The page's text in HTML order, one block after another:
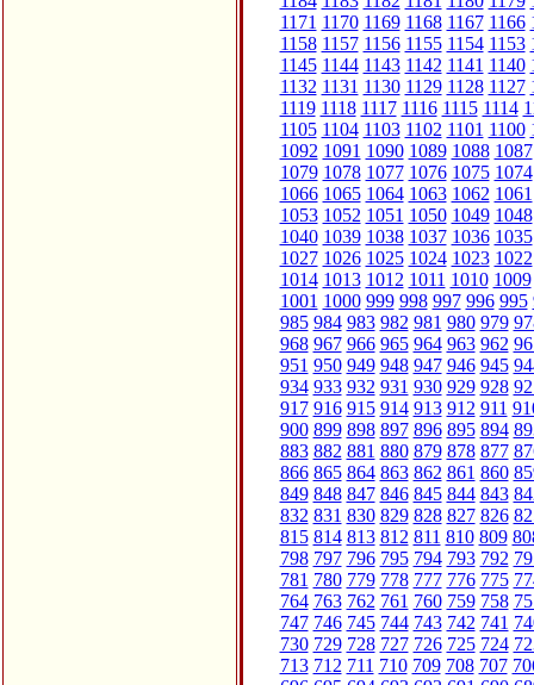
1171 1170 1169 1168 1167 1166
1158 1157 1156 1155 1154 1153
1145 1144 1143 1142 1141 1140
1132 1131 1130 1129 1128 1127
1119 1118 1117 1116 1115 1114
1105 1104 1103 1102 1101 1100
1092 1091 1090 1089 1088 1087
1079 1078 1077 1076 1075 1074
1066 1065 1064 1063 1062 1061
1053 1052 1051 1050 1049 1048
1040 1039 1038 1037 1036 1035
1027 1026 1025 1024 1023 1022
1014 1013 1012 1011 1010 1009
1001 1000 999 998 997 996 995
985 984 983 982 981 980 979
968 967 966 965 964 963 962
951 950 949 948 947 946 945
934 933 932 931 930 929 928
917 916 915 914 913 912 911
900 899 898 897 896 895 894
883 882 881 880 879 878 877
866 865 864 863 862 861 860
849 848 847 846 845 844 843
832 831 830 829 828 827 826
815 814 813 812 811 810 809
798 797 796 795 794 793 792
781 780 779 778 777 776 775
764 763 762 761 760 759 758
747 746 745 744 743 742 741
730 729 728 727 726 725 724
713 712 711 710 709 708 707